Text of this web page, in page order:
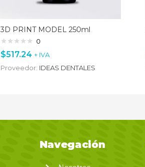
3D PRINT MODEL 250ml
0
$517.24 + IVA
Proveedor: IDEAS DENTALES
Navegación